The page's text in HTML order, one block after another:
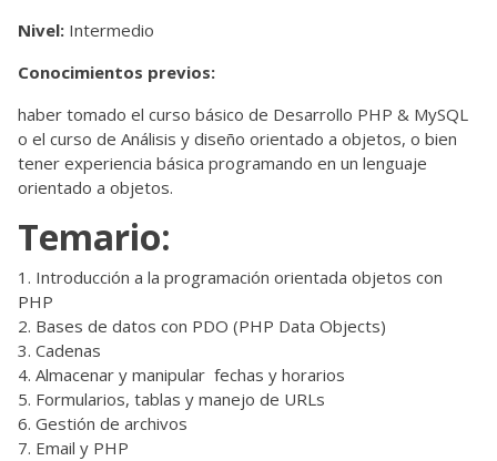
Nivel: Intermedio
Conocimientos previos:
haber tomado el curso básico de Desarrollo PHP & MySQL
o el curso de Análisis y diseño orientado a objetos, o bien
tener experiencia básica programando en un lenguaje
orientado a objetos.
Temario:
Introducción a la programación orientada objetos con
PHP
Bases de datos con PDO (PHP Data Objects)
Cadenas
Almacenar y manipular fechas y horarios
Formularios, tablas y manejo de URLs
Gestión de archivos
Email y PHP